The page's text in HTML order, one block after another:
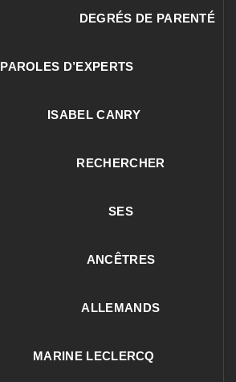
DEGRÉS DE PARENTÉ
PAROLES D’EXPERTS
ISABEL CANRY
RECHERCHER
SES
ANCÊTRES
ALLEMANDS
MARINE LECLERCQ